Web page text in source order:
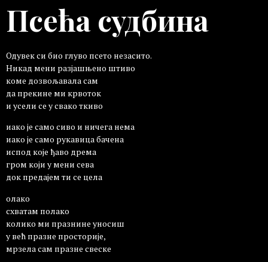
Псећа судбина
Одувек си био глуво псето незасито.
Никад мени разјашњено штиво
коме дозвољавала сам
да прекине ми крвоток
и усели се у свако ткиво
иако је само сиво и ничега нема
иако је само рукавица бачена
испод које ђаво дрема
гром који у мени сева
док предајем ти се цела
олако
схватам полако
колико ми празнине уносиш
у већ празне просторије,
мрзела сам празне свеске